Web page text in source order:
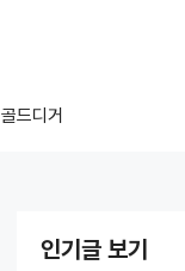
골드디거
인기글 보기